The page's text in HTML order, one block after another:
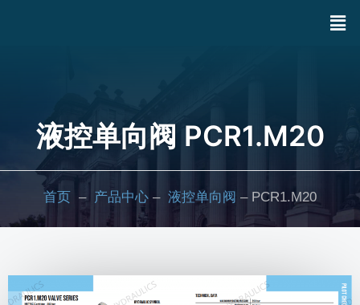
液控单向阀 PCR1.M20
首页 – 产品中心 – 液控单向阀 – PCR1.M20